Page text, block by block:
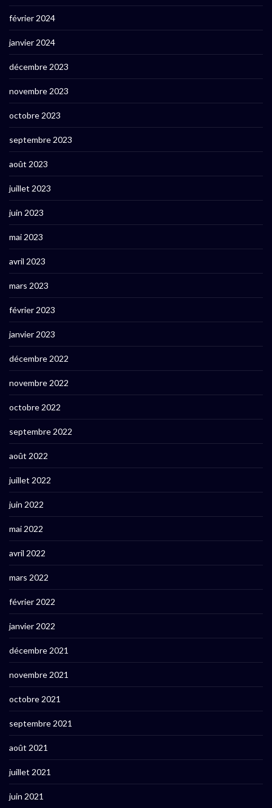
février 2024
janvier 2024
décembre 2023
novembre 2023
octobre 2023
septembre 2023
août 2023
juillet 2023
juin 2023
mai 2023
avril 2023
mars 2023
février 2023
janvier 2023
décembre 2022
novembre 2022
octobre 2022
septembre 2022
août 2022
juillet 2022
juin 2022
mai 2022
avril 2022
mars 2022
février 2022
janvier 2022
décembre 2021
novembre 2021
octobre 2021
septembre 2021
août 2021
juillet 2021
juin 2021